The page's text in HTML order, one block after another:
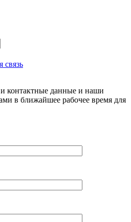
связь
контактные данные и наши
в ближайшее рабочее время для